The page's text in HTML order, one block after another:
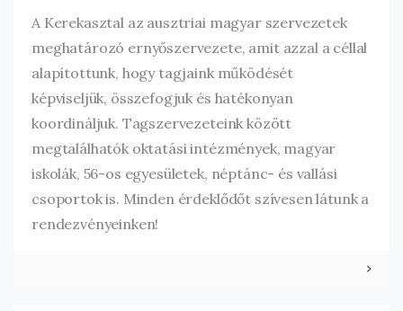
A Kerekasztal az ausztriai magyar szervezetek
meghatározó ernyőszervezete, amit azzal a céllal
alapítottunk, hogy tagjaink működését
képviseljük, összefogjuk és hatékonyan
koordináljuk. Tagszervezeteink között
megtalálhatók oktatási intézmények, magyar
iskolák, 56-os egyesületek, néptánc- és vallási
csoportok is. Minden érdeklődőt szívesen látunk a
rendezvényeinken!